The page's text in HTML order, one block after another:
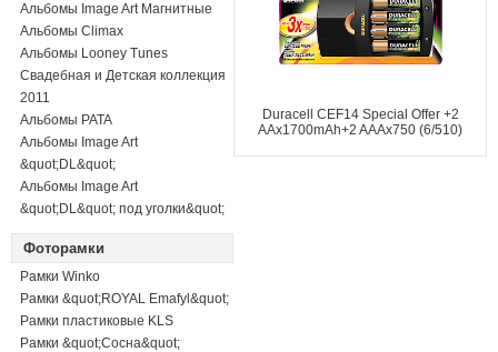
Альбомы Image Art Магнитные
Альбомы Climax
Альбомы Looney Tunes
Свадебная и Детская коллекция
2011
Альбомы PATA
Альбомы Image Art
&quot;DL&quot;
Альбомы Image Art
&quot;DL&quot; под уголки&quot;
Фоторамки
Рамки Winko
Рамки &quot;ROYAL Emafyl&quot;
Рамки пластиковые KLS
Рамки &quot;Сосна&quot;
Duracell CEF14 Special Offer +2
AAх1700mAh+2 AAAх750 (6/510)